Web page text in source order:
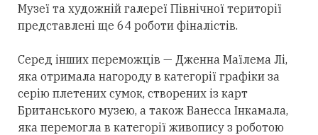
Музеї та художній галереї Північної території
представлені ще 64 роботи фіналістів.
Серед інших переможців — Дженна Маїлема Лі,
яка отримала нагороду в категорії графіки за
серію плетених сумок, створених із карт
Британського музею, а також Ванесса Інкамала,
яка перемогла в категорії живопису з роботою